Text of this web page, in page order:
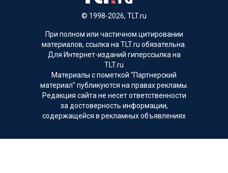
© 1998-2026, TLT.ru
При полном или частичном цитировании
материалов, ссылка на TLT.ru обязательна.
Для Интернет-изданий гиперссылка на
TLT.ru
Материалы с пометкой "Партнерский
материал" публикуются на правах рекламы.
Редакция сайта не несет ответственности
за достоверность информации,
содержащейся в рекламных объявлениях